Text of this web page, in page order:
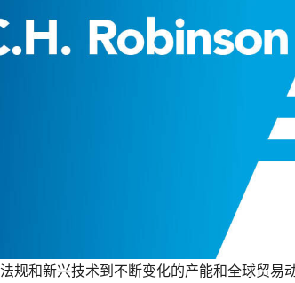
规和新兴技术到不断变化的产能和全球贸